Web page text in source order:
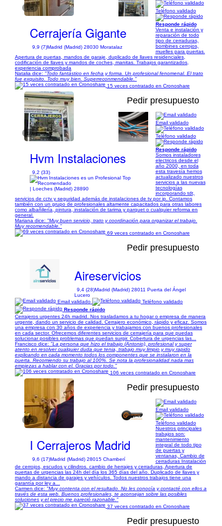
1/6
Cerrajería Gigante
9,9 (7)Madrid (Madrid) 28030 Moratalaz
Teléfono validado
Responde rápido
Venta e instalación y
reparación de todo
tipo de cerraduras,
bombines cerrojos,
muelles para puertas.
Apertura de puertas, mandos de garaje, duplicado de llaves residenciales,
codificación de llaves y mandos de coches, manitas. Trabajos garantizados,
experiencia comprobada
Natalia dice: "Todo fantástico en fecha y forma. Un profesional fenomenal. El trato
fue exquisito. Todo muy bien. Superreconmendable."
15 veces contratado en Cronoshare
1/7
Pedir presupuesto
Hvm Instalaciones
9,2 (33)
| Loeches (Madrid) 28890
Email validado
Teléfono validado
Responde rápido
Somos instaladores
electricos desde el
año 2000, en toda
esta travesía hemos
actualizado nuestros
servicios a las nuevas
tecnologías
incorporando tdt,
servicios de cctv y seguridad además de instalaciones de tv por ip. Contamos
también con un grupo de profesionales altamente capacitados para otras labores
como albañilería, pintura, instalación de tarima y parquet o cualquier reforma en
general.
Mariana dice: "Muy buen servicio, trato y coordinación para organizar el trabajo.
Muy recomendable."
69 veces contratado en Cronoshare
Pedir presupuesto
Aireservicios
9,4 (28)Madrid (Madrid) 28011 Puerta del Ángel
Lucero
Email validado
Teléfono validado
Responde rápido
Cerrajeros urgentes 24h madrid. Nos trasladamos a tu hogar o empresa de manera
urgente, dando un servicio de calidad. Cerrajero económico, rápido y eficaz. Somos
una empresa con 30 años de experiencia y trabajamos con buenos profesionales
en cada sector. Ofrecemos diferentes servicios de cerrajería para que puedas
solucionar posibles problemas que puedan surgir. Cobertura de urgencias las...
Francisco dice: "La persona que hizo el trabajo (Antonio), profesional y super
atento en resolver cualquier duda que tenia, trabajo muy limpio y muy rapido
explicando en cada momento todos los componentes que se instalaron en la
puerta. Recomiendo su trabajo al 100%. Se nota la profesionalidad nada mas
empiezas a hablar con el. Gracias por todo."
106 veces contratado en Cronoshare
1/5
Pedir presupuesto
I Cerrajeros Madrid
9,6 (17)Madrid (Madrid) 28015 Chamberí
Email validado
Teléfono validado
Nuestros principales
trabajos son:
mantenimiento
integral de todo tipo
de puertas y
ventanas, Cambio de
cerraduras Instalación
de cerrojos, escudos y cilindros. cambio de herrajes y cerraduras, Apertura de
puertas de urgencias las 24h del día los 365 días del año. Duplicado de llaves y
mando a distancia de garajes y vehículos. Todos nuestros trabajos tiene una
garantía por ley a...
Carmen dice: "Muy contenta con el resultado. No les conocía y contacté con ellos a
través de esta web. Buenos profesionales, te aconsejan sobre las posibles
soluciones y el precio me pareció razonable."
37 veces contratado en Cronoshare
Pedir presupuesto